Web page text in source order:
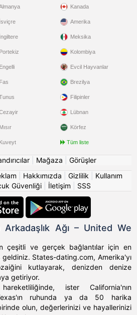
İsviçre
İngiltere
Portekiz
Engelli
Kanada
Amerika
Meksika
Kolombiya
Evcil Hayvanlar
Fas
Mısır
Kuveyt
Brezilya
Filipinler
Lübnan
Körfez
Tüm liste
Mağaza
Görüşler
Hakkımızda Gizlilik
Kullanım
Güvenliği| İletişim SSS
Ağı – United We
çeşitli ve gerçek bağlantılar için en
States-dating.com, Amerika'yı
kutlayarak, denizden denize
getiriyor.
ister California'nın
ruhunda ya da 50 harika
olun, değerlerinizi ve hayallerinizi